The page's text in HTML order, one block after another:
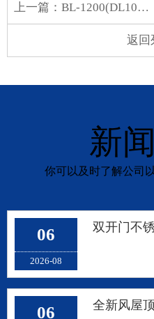
上一篇： BL-1200(DL108L)立式超低温防爆冰箱
返回
新
你可以及时了解公司
06
2026-08
06